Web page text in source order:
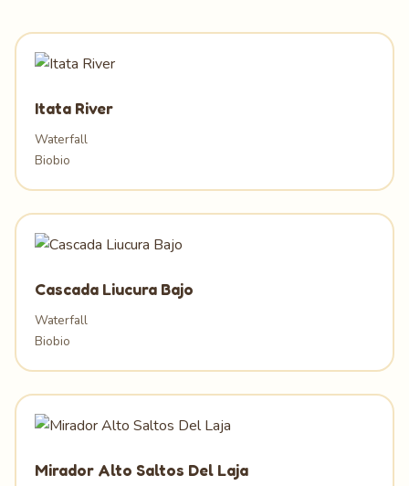
Itata River
Waterfall
Biobio
Cascada Liucura Bajo
Waterfall
Biobio
Mirador Alto Saltos Del Laja